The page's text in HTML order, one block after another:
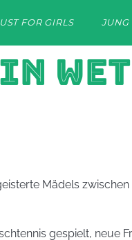
FOR GIRLS JUNG
IN
Mädels
gespielt, neue